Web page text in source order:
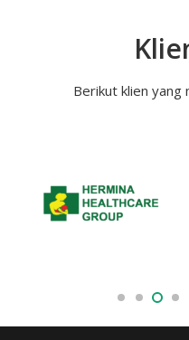
Berikut klien yang